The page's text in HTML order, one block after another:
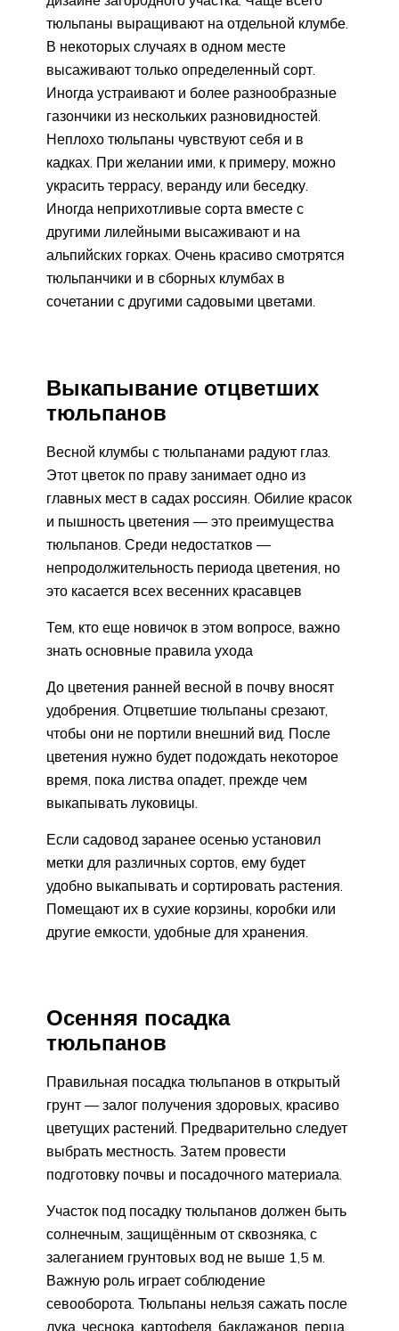
тюльпаны выращивают на отдельной клумбе.
В некоторых случаях в одном месте
высаживают только определенный сорт.
Иногда устраивают и более разнообразные
газончики из нескольких разновидностей.
Неплохо тюльпаны чувствуют себя и в
кадках. При желании ими, к примеру, можно
украсить террасу, веранду или беседку.
Иногда неприхотливые сорта вместе с
другими лилейными высаживают и на
альпийских горках. Очень красиво смотрятся
тюльпанчики и в сборных клумбах в
сочетании с другими садовыми цветами.
Выкапывание отцветших
тюльпанов
Весной клумбы с тюльпанами радуют глаз.
Этот цветок по праву занимает одно из
главных мест в садах россиян. Обилие красок
и пышность цветения — это преимущества
тюльпанов. Среди недостатков —
непродолжительность периода цветения, но
это касается всех весенних красавцев
Тем, кто еще новичок в этом вопросе, важно
знать основные правила ухода
До цветения ранней весной в почву вносят
удобрения. Отцветшие тюльпаны срезают,
чтобы они не портили внешний вид. После
цветения нужно будет подождать некоторое
время, пока листва опадет, прежде чем
выкапывать луковицы.
Если садовод заранее осенью установил
метки для различных сортов, ему будет
удобно выкапывать и сортировать растения.
Помещают их в сухие корзины, коробки или
другие емкости, удобные для хранения.
Осенняя посадка
тюльпанов
Правильная посадка тюльпанов в открытый
грунт — залог получения здоровых, красиво
цветущих растений. Предварительно следует
выбрать местность. Затем провести
подготовку почвы и посадочного материала.
Участок под посадку тюльпанов должен быть
солнечным, защищённым от сквозняка, с
залеганием грунтовых вод не выше 1,5 м.
Важную роль играет соблюдение
севооборота. Тюльпаны нельзя сажать после
лука, чеснока, картофеля, баклажанов, перца.